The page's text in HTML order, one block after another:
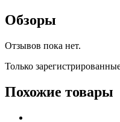
Обзоры
Отзывов пока нет.
Только
Похожие товары